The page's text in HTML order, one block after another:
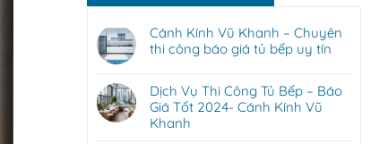
Cánh Kính Vũ Khanh – Chuyên
thi công báo giá tủ bếp uy tín
Dịch Vụ Thi Công Tủ Bếp – Báo
Giá Tốt 2024- Cánh Kính Vũ
Khanh